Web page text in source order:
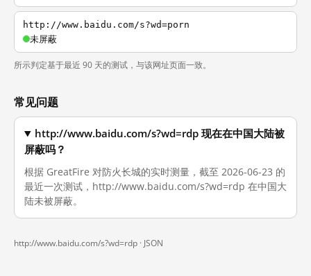
http://www.baidu.com/s?wd=porn
未屏蔽
所示判定基于最近 90 天的测试，与该网址页面一致。
常见问题
http://www.baidu.com/s?wd=rdp 现在在中国大陆被
屏蔽吗？
根据 GreatFire 对防火长城的实时测量，截至 2026-06-23 的
最近一次测试，http://www.baidu.com/s?wd=rdp 在中国大
陆未被屏蔽。
http://www.baidu.com/s?wd=rdp · JSON